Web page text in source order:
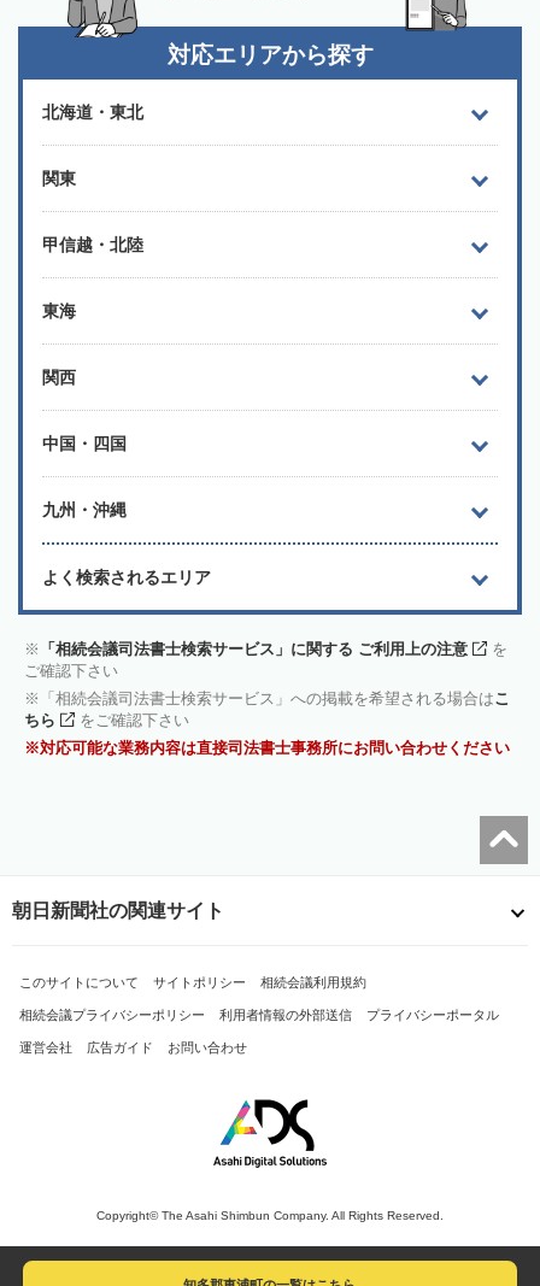
対応エリアから探す
北海道・東北
関東
甲信越・北陸
東海
関西
中国・四国
九州・沖縄
よく検索されるエリア
「相続会議司法書士検索サービス」に関する ご利用上の注意
を
ご確認下さい
「相続会議司法書士検索サービス」への掲載を希望される場合はこ
ちら
をご確認下さい
対応可能な業務内容は直接司法書士事務所にお問い合わせください
朝日新聞社の関連サイト
このサイトについて サイトポリシー 相続会議利用規約
相続会議プライバシーポリシー 利用者情報の外部送信 プライバシーポータル
運営会社 広告ガイド お問い合わせ
Copyright© The Asahi Shimbun Company. All Rights Reserved.